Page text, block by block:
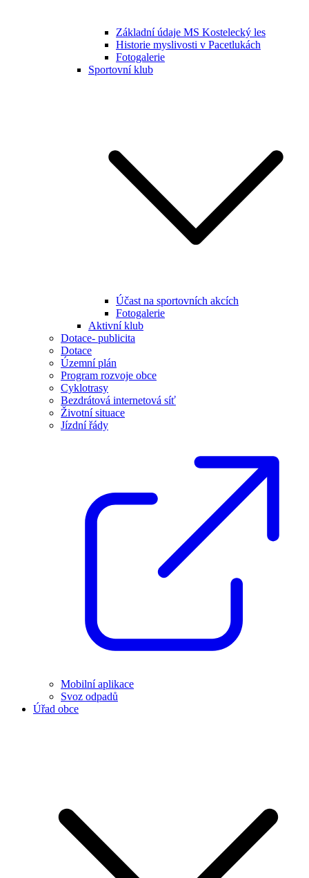
Základní údaje MS Kostelecký les
Historie myslivosti v Pacetlukách
Fotogalerie
Sportovní klub
Účast na sportovních akcích
Fotogalerie
Aktivní klub
Dotace- publicita
Dotace
Územní plán
Program rozvoje obce
Cyklotrasy
Bezdrátová internetová síť
Životní situace
Jízdní řády
Mobilní aplikace
Svoz odpadů
Úřad obce